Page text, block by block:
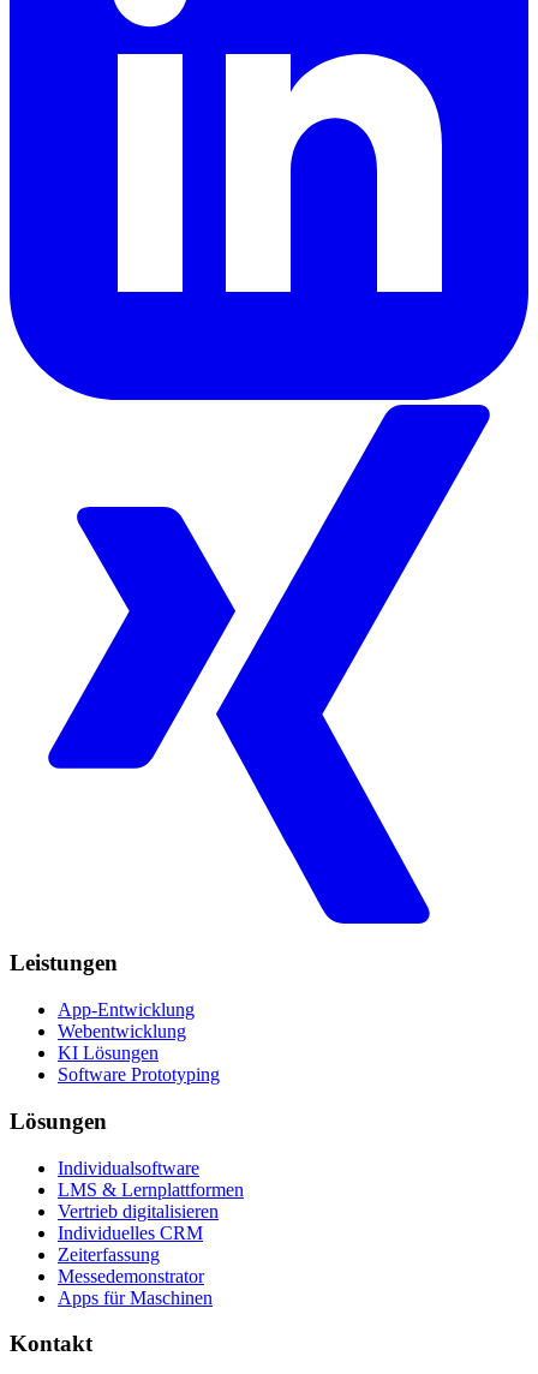
Leistungen
App-Entwicklung
Webentwicklung
KI Lösungen
Software Prototyping
Lösungen
Individualsoftware
LMS & Lernplattformen
Vertrieb digitalisieren
Individuelles CRM
Zeiterfassung
Messedemonstrator
Apps für Maschinen
Kontakt